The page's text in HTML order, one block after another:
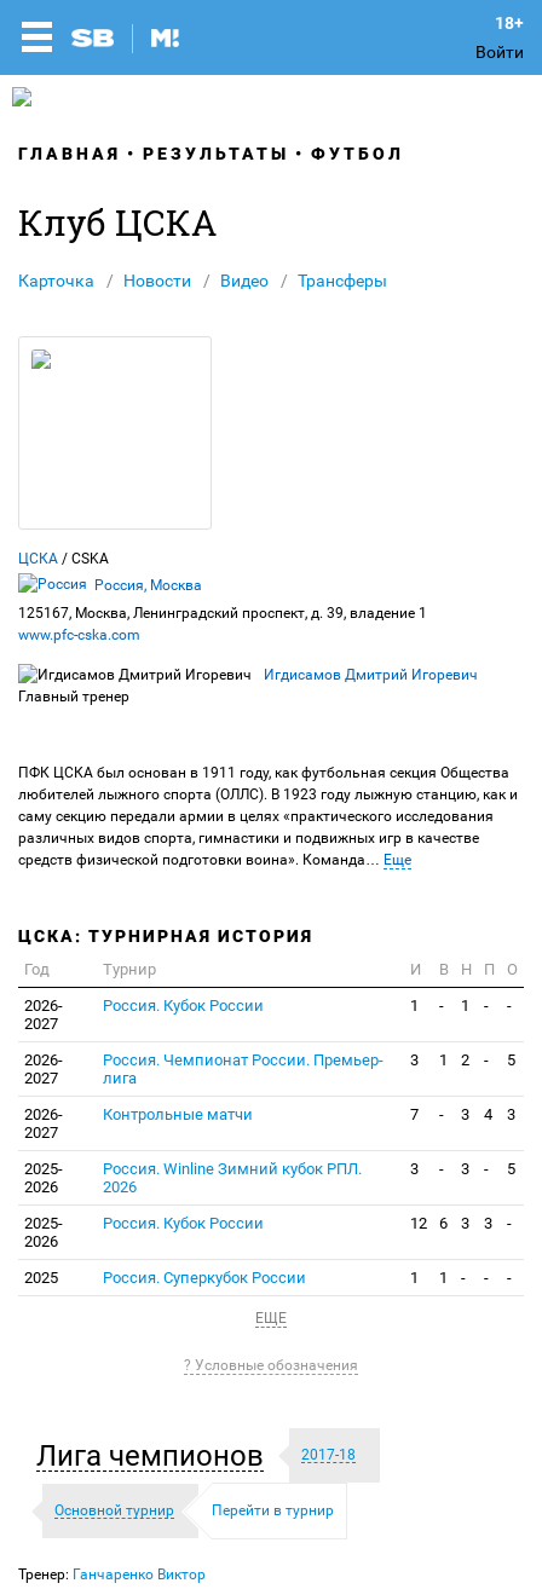
Войти
ГЛАВНАЯ РЕЗУЛЬТАТЫ ФУТБОЛ
Клуб ЦСКА
Карточка Новости Видео Трансферы
ЦСКА / CSKA
Россия, Москва
125167, Москва, Ленинградский проспект, д. 39, владение 1
www.pfc-cska.com
Игдисамов Дмитрий Игоревич
Главный тренер
ПФК ЦСКА был основан в 1911 году, как футбольная секция Общества
любителей лыжного спорта (ОЛЛС). В 1923 году лыжную станцию, как и
саму секцию передали армии в целях «практического исследования
различных видов спорта, гимнастики и подвижных игр в качестве
средств физической подготовки воина». Команда… Еще
ЦСКА: ТУРНИРНАЯ ИСТОРИЯ
Год Турнир И В Н П
О
2026-
2027
Россия. Кубок России 1 - 1 - -
2026-
2027
Россия. Чемпионат России. Премьер-
лига
3 1 2 - 5
2026-
2027
Контрольные матчи 7 - 3 4 3
2025-
2026
Россия. Winline Зимний кубок РПЛ.
2026
3 - 3 - 5
2025-
2026
Россия. Кубок России 12 6 3 3 -
2025 Россия. Суперкубок России 1 1 - - -
ЕЩЕ
? Условные обозначения
Лига чемпионов 2017-18
Основной турнир Перейти в турнир
Тренер: Ганчаренко Виктор